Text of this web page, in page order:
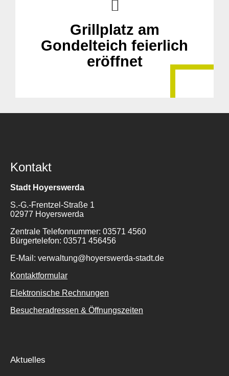
Grillplatz am
Gondelteich feierlich
eröffnet
Kontakt
Stadt Hoyerswerda
S.-G.-Frentzel-Straße 1
02977 Hoyerswerda
Zentrale Telefonnummer: 03571 4560
Bürgertelefon: 03571 456456
E-Mail: verwaltung@hoyerswerda-stadt.de
Kontaktformular
Elektronische Rechnungen
Besucheradressen & Öffnungszeiten
Aktuelles